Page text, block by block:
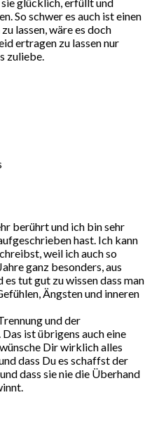
So schwer es auch ist einen
lassen, wäre es doch
ertragen zu lassen nur
zuliebe.
berührt und ich bin sehr
hast. Ich kann
weil ich auch so
ganz besonders, aus
es tut gut zu wissen dass man
Ängsten und inneren
und der
ist übrigens auch eine
Dir wirklich alles
dass Du es schaffst der
dass sie nie die Überhand